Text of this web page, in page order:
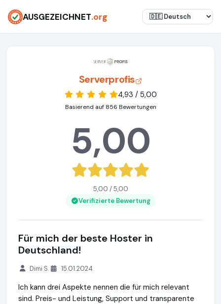
AUSGEZEICHNET.org
Serverprofis
4,93 / 5,00
Basierend auf 856 Bewertungen
5,00
5,00 / 5,00
Verifizierte Bewertung
Für mich der beste Hoster in
Deutschland!
Dimi S. 15.01.2024
Ich kann drei Aspekte nennen die für mich relevant
sind. Preis- und Leistung, Support und transparente